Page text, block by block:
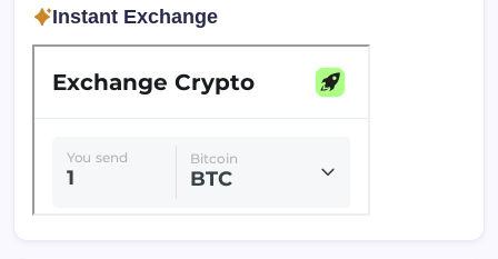
Instant Exchange